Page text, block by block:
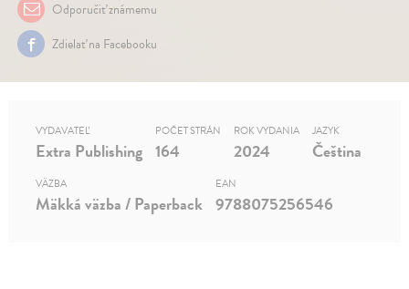
Odporučiť známemu
Zdielať na Facebooku
VYDAVATEĽ
Extra Publishing
POČET STRÁN
164
ROK VYDANIA
2024
JAZYK
Čeština
VÄZBA
Mäkká väzba / Paperback
EAN
9788075256546